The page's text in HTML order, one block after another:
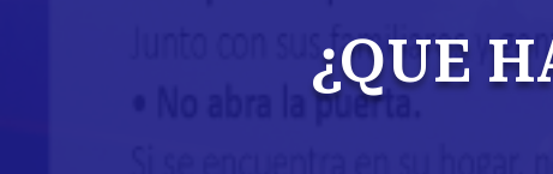
¿QUE